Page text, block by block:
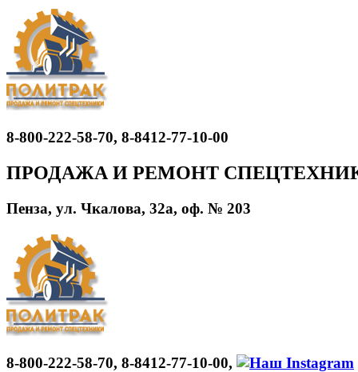
8-800-222-58-70, 8-8412-77-10-00
ПРОДАЖА И РЕМОНТ
Пенза, ул. Чкалова, 32а, оф. № 203
8-800-222-58-70, 8-8412-77-10-00,